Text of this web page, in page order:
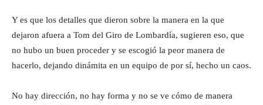
Y es que los detalles que dieron sobre la manera en la que
dejaron afuera a Tom del Giro de Lombardía, sugieren eso, que
no hubo un buen proceder y se escogió la peor manera de
hacerlo, dejando dinámita en un equipo de por sí, hecho un caos.
No hay dirección, no hay forma y no se ve cómo de manera